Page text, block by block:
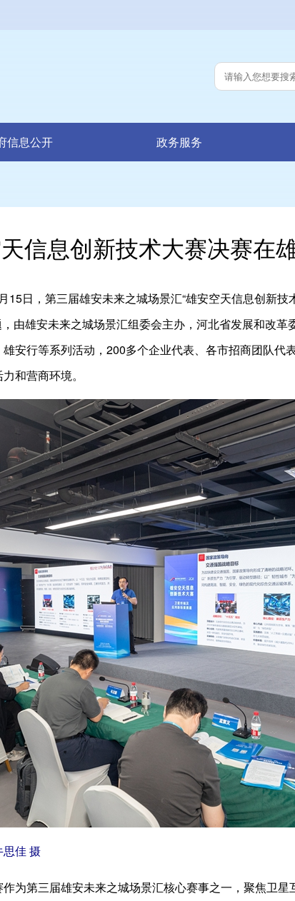
信息公开 政务服务
信息创新技术大赛决赛在
15日，第三届雄安未来之城场景汇“雄安空天信息创新技
由雄安未来之城场景汇组委会主办，河北省发展和改
安行等系列活动，200多个企业代表、各市招商团队代
和营商环境。
佳 摄
为第三届雄安未来之城场景汇核心赛事之一，聚焦卫